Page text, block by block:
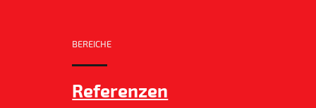
BEREICHE
Referenzen